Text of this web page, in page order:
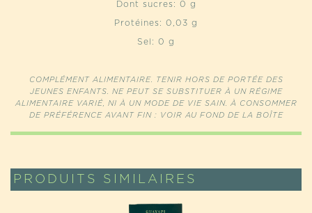
Dont sucres: 0 g
Protéines: 0,03 g
Sel: 0 g
COMPLÉMENT ALIMENTAIRE. TENIR HORS DE PORTÉE DES
JEUNES ENFANTS. NE PEUT SE SUBSTITUER À UN RÉGIME
ALIMENTAIRE VARIÉ, NI À UN MODE DE VIE SAIN. À CONSOMMER
DE PRÉFÉRENCE AVANT FIN : VOIR AU FOND DE LA BOÎTE
PRODUITS SIMILAIRES